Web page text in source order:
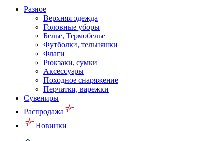
Разное
Верхняя одежда
Головные уборы
Белье, Термобелье
Футболки, тельняшки
Флаги
Рюкзаки, сумки
Аксессуары
Походное снаряжение
Перчатки, варежки
Сувениры
Распродажа
Новинки